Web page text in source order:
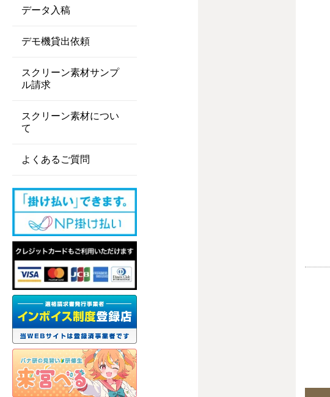
データ入稿
デモ機貸出依頼
スクリーン素材サンプ
ル請求
スクリーン素材につい
て
よくあるご質問